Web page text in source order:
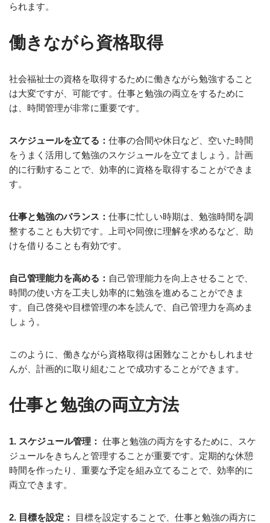
られます。
働きながら資格取得
社会福祉士の資格を取得するために働きながら勉強すること
は大変ですが、可能です。仕事と勉強の両立をするために
は、時間管理が非常に重要です。
スケジュールを立てる： 仕事の合間や休日など、空いた時間
をうまく活用して勉強のスケジュールを立てましょう。計画
的に行動することで、効率的に資格を取得することができま
す。
仕事と勉強のバランス： 仕事に忙しい時期は、勉強時間を調
整することも大切です。上司や同僚に理解を求めるなど、助
けを借りることも有効です。
自己管理能力を高める： 自己管理能力を向上させることで、
時間の使い方を工夫し効率的に勉強を進めることができま
す。自己啓発や目標管理の本を読んで、自己管理力を高めま
しょう。
このように、働きながら資格取得は困難なことかもしれませ
んが、計画的に取り組むことで成功することができます。
仕事と勉強の両立方法
1. スケジュール管理： 仕事と勉強の両方をするために、スケ
ジュールをきちんと管理することが重要です。定期的な休憩
時間を作ったり、重要な予定を組み立てることで、効率的に
両立できます。
2. 目標を設定： 目標を設定することで、仕事と勉強の両方に